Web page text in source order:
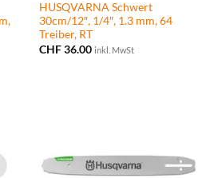
HUSQVARNA Schwert
30cm/12″, 1/4″, 1.3 mm, 64
Treiber, RT
CHF36.00 inkl. MwSt